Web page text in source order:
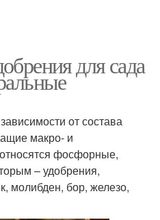
для сада
от состава
макро- и
фосфорные,
– удобрения,
молибден, бор, железо,